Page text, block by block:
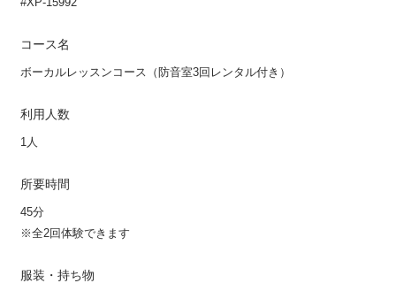
コース名
ボーカルレッスンコース（防音室3回レンタル付き）
利用人数
1人
所要時間
45分
※全2回体験できます
服装・持ち物